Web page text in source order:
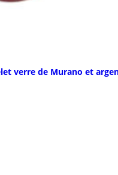
verre de Murano et